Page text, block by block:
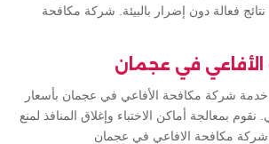
فعالة دون إضرار بالبيئة. شركة مكافحة
في عجمان
خدمة شركة مكافحة الأفاعي في عجمان بأسعار
نقوم بمعالجة أماكن الاختباء وإغلاق المنافذ لمنع
شركة مكافحة الافاعي في عجمان